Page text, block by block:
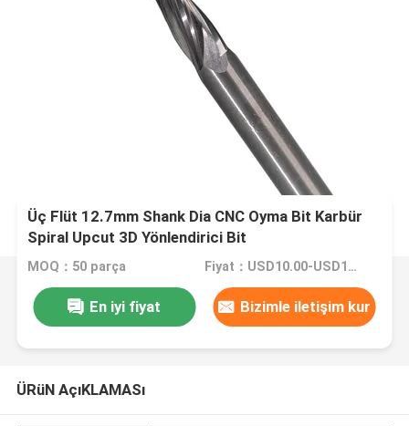
Üç Flüt 12.7mm Shank Dia CNC Oyma Bit Karbür
Spiral Upcut 3D Yönlendirici Bit
MOQ：50 parça Fiyat：USD10.00-USD100.00
En iyi fiyat Bizimle iletişim kur
ÜRüN AçıKLAMASı